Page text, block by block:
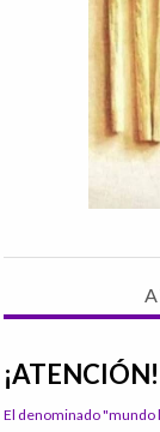
¡ATENCIÓN!
El denominado "mundo